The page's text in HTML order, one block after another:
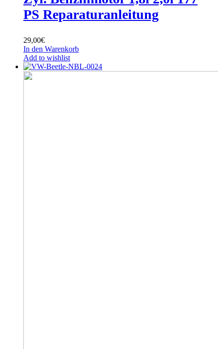
PS Reparaturanleitung
29,00€
In den Warenkorb
Add to wishlist